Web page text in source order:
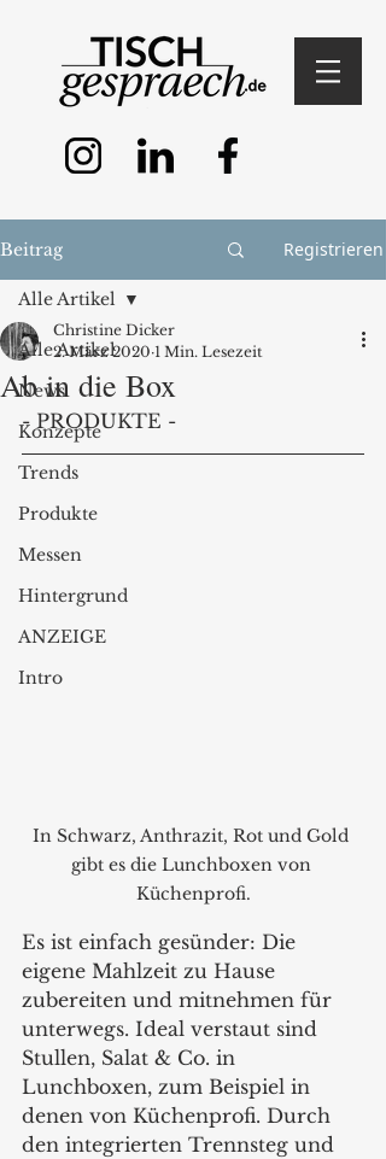
Beitrag Registrieren
Alle Artikel
News
Konzepte
Trends
Produkte
Messen
Hintergrund
ANZEIGE
Intro
Alle Artikel
Ab in die Box
Christine Dicker
2. März 2020 1 Min. Lesezeit
- PRODUKTE -
In Schwarz, Anthrazit, Rot und Gold
gibt es die Lunchboxen von
Küchenprofi.
Es ist einfach gesünder: Die
eigene Mahlzeit zu Hause
zubereiten und mitnehmen für
unterwegs. Ideal verstaut sind
Stullen, Salat & Co. in
Lunchboxen, zum Beispiel in
denen von Küchenprofi. Durch
den integrierten Trennsteg und